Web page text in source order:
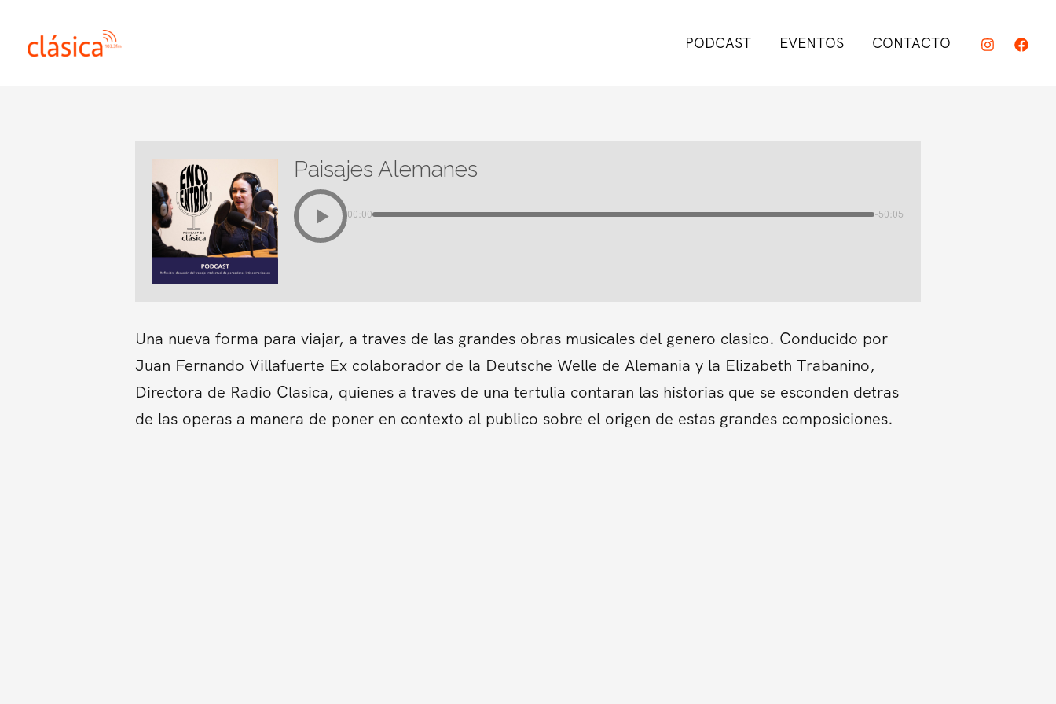
contenido
PODCAST EVENTOS CONTACTO
Paisajes Alemanes
00:00 -50:05
Una nueva forma para viajar, a traves de las grandes obras musicales del genero clasico. Conducido por
Juan Fernando Villafuerte Ex colaborador de la Deutsche Welle de Alemania y la Elizabeth Trabanino,
Directora de Radio Clasica, quienes a traves de una tertulia contaran las historias que se esconden detras
de las operas a manera de poner en contexto al publico sobre el origen de estas grandes composiciones.